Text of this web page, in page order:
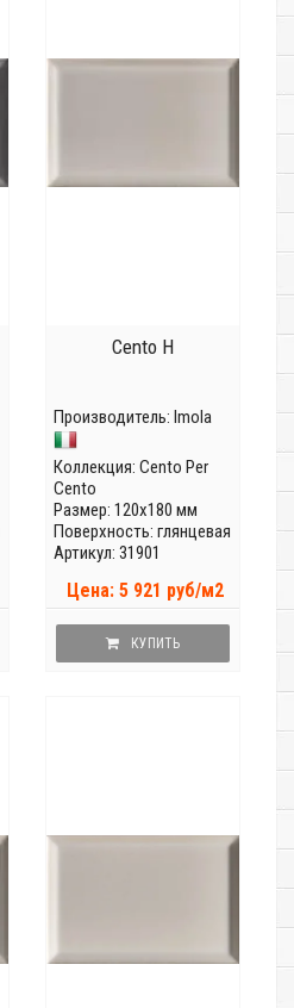
Cento H
Производитель: Imola
Коллекция: Cento Per
Cento
Размер: 120x180 мм
Поверхность: глянцевая
Артикул: 31901
Цена: 5 921 руб/м2
КУПИТЬ